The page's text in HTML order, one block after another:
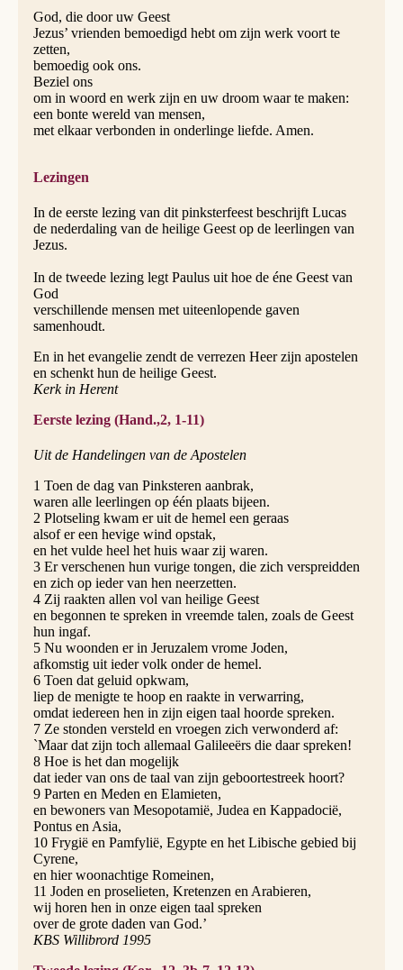
God, die door uw Geest
Jezus’ vrienden bemoedigd hebt om zijn werk voort te
zetten,
bemoedig ook ons.
Beziel ons
om in woord en werk zijn en uw droom waar te maken:
een bonte wereld van mensen,
met elkaar verbonden in onderlinge liefde. Amen.
Lezingen
In de eerste lezing van dit pinksterfeest beschrijft Lucas
de nederdaling van de heilige Geest op de leerlingen van
Jezus.
In de tweede lezing legt Paulus uit hoe de éne Geest van
God
verschillende mensen met uiteenlopende gaven
samenhoudt.
En in het evangelie zendt de verrezen Heer zijn apostelen
en schenkt hun de heilige Geest.
Kerk in Herent
Eerste lezing (Hand.,2, 1-11)
Uit de Handelingen van de Apostelen
1 Toen de dag van Pinksteren aanbrak,
waren alle leerlingen op één plaats bijeen.
2 Plotseling kwam er uit de hemel een geraas
alsof er een hevige wind opstak,
en het vulde heel het huis waar zij waren.
3 Er verschenen hun vurige tongen, die zich verspreidden
en zich op ieder van hen neerzetten.
4 Zij raakten allen vol van heilige Geest
en begonnen te spreken in vreemde talen, zoals de Geest
hun ingaf.
5 Nu woonden er in Jeruzalem vrome Joden,
afkomstig uit ieder volk onder de hemel.
6 Toen dat geluid opkwam,
liep de menigte te hoop en raakte in verwarring,
omdat iedereen hen in zijn eigen taal hoorde spreken.
7 Ze stonden versteld en vroegen zich verwonderd af:
`Maar dat zijn toch allemaal Galileeërs die daar spreken!
8 Hoe is het dan mogelijk
dat ieder van ons de taal van zijn geboortestreek hoort?
9 Parten en Meden en Elamieten,
en bewoners van Mesopotamië, Judea en Kappadocië,
Pontus en Asia,
10 Frygië en Pamfylië, Egypte en het Libische gebied bij
Cyrene,
en hier woonachtige Romeinen,
11 Joden en proselieten, Kretenzen en Arabieren,
wij horen hen in onze eigen taal spreken
over de grote daden van God.’
KBS Willibrord 1995